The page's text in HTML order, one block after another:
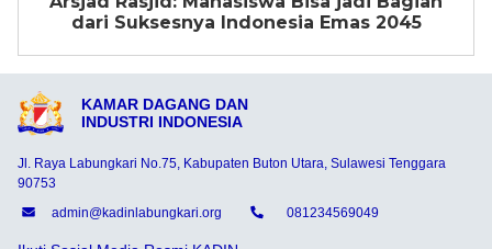
dari Suksesnya Indonesia Emas 2045
KAMAR DAGANG DAN
INDUSTRI INDONESIA
Jl. Raya Labungkari No.75, Kabupaten Buton Utara, Sulawesi Tenggara
90753
admin@kadinlabungkari.org
081234569049